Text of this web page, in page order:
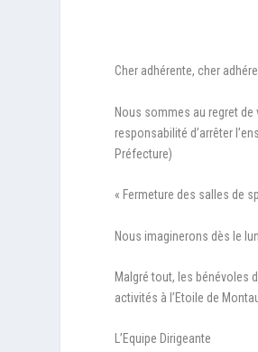
Cher adhérente, cher
Nous sommes au regret
responsabilité d’arrêter
Préfecture)
« Fermeture des salles de
Nous imaginerons dès le
Malgré tout, les bénévoles
activités à l’Etoile de
L’Equipe Dirigeante